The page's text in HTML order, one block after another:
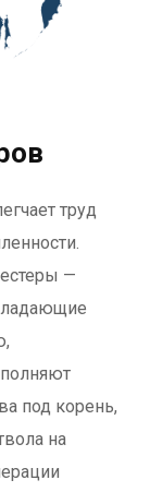
труд
—
под корень,
на